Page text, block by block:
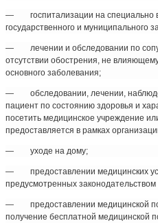
— госпитализации на специально
государственного и муниципального
— лечении и обследовании по
отсутствии обострения, не
основного заболевания;
— обследовании, лечении,
пациент по состоянию здоровья и
посетить медицинское учреждение
предоставляется в рамках
— уходе на дому;
— предоставлении медицинских
предусмотренных
— предоставлении медицинской
получение бесплатной медицинской